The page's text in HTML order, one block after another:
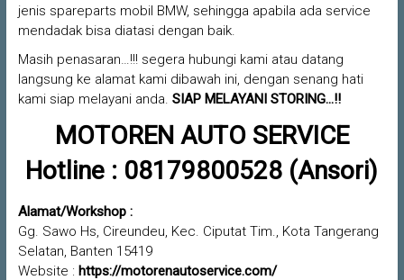
jenis spareparts mobil BMW, sehingga apabila ada service
mendadak bisa diatasi dengan baik.
Masih penasaran…!!! segera hubungi kami atau datang
langsung ke alamat kami dibawah ini, dengan senang hati
kami siap melayani anda. SIAP MELAYANI STORING…!!
MOTOREN AUTO SERVICE
Hotline : 08179800528 (Ansori)
Alamat/Workshop :
Gg. Sawo Hs, Cireundeu, Kec. Ciputat Tim., Kota Tangerang
Selatan, Banten 15419
Website : https://motorenautoservice.com/